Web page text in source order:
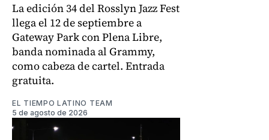
La edición 34 del Rosslyn Jazz Fest
llega el 12 de septiembre a
Gateway Park con Plena Libre,
banda nominada al Grammy,
como cabeza de cartel. Entrada
gratuita.
EL TIEMPO LATINO TEAM
5 de agosto de 2026